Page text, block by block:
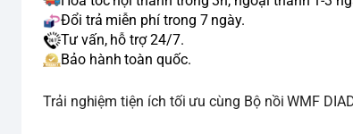
Đổi trả miễn phí trong 7 ngày.
Tư vấn, hỗ trợ 24/7.
Bảo hành toàn quốc.
Trải nghiệm tiện ích tối ưu cùng Bộ nồi WMF